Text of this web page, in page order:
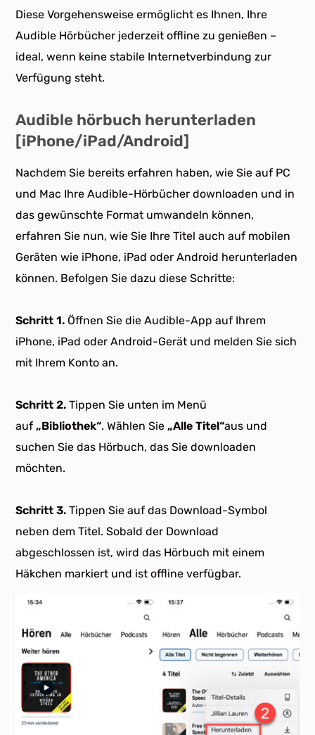
Diese Vorgehensweise ermöglicht es Ihnen, Ihre
Audible Hörbücher jederzeit offline zu genießen –
ideal, wenn keine stabile Internetverbindung zur
Verfügung steht.
Audible hörbuch herunterladen
[iPhone/iPad/Android]
Nachdem Sie bereits erfahren haben, wie Sie auf PC
und Mac Ihre Audible-Hörbücher downloaden und in
das gewünschte Format umwandeln können,
erfahren Sie nun, wie Sie Ihre Titel auch auf mobilen
Geräten wie iPhone, iPad oder Android herunterladen
können. Befolgen Sie dazu diese Schritte:
Schritt 1. Öffnen Sie die Audible-App auf Ihrem
iPhone, iPad oder Android-Gerät und melden Sie sich
mit Ihrem Konto an.
Schritt 2. Tippen Sie unten im Menü
auf„Bibliothek“. Wählen Sie„Alle Titel“aus und
suchen Sie das Hörbuch, das Sie downloaden
möchten.
Schritt 3. Tippen Sie auf das Download-Symbol
neben dem Titel. Sobald der Download
abgeschlossen ist, wird das Hörbuch mit einem
Häkchen markiert und ist offline verfügbar.